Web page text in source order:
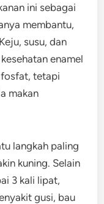
ini sebagai
membantu,
susu, dan
enamel
fosfat, tetapi
makan
langkah paling
kuning. Selain
3 kali lipat,
gusi, bau